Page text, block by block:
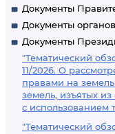
Документы
Документы
Документы
"Тематический
11/2026. О
правами на
земель, изъятых
с использованием
"Тематический